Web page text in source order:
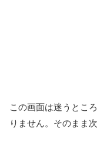
この画面は迷うとこ
りません。そのまま